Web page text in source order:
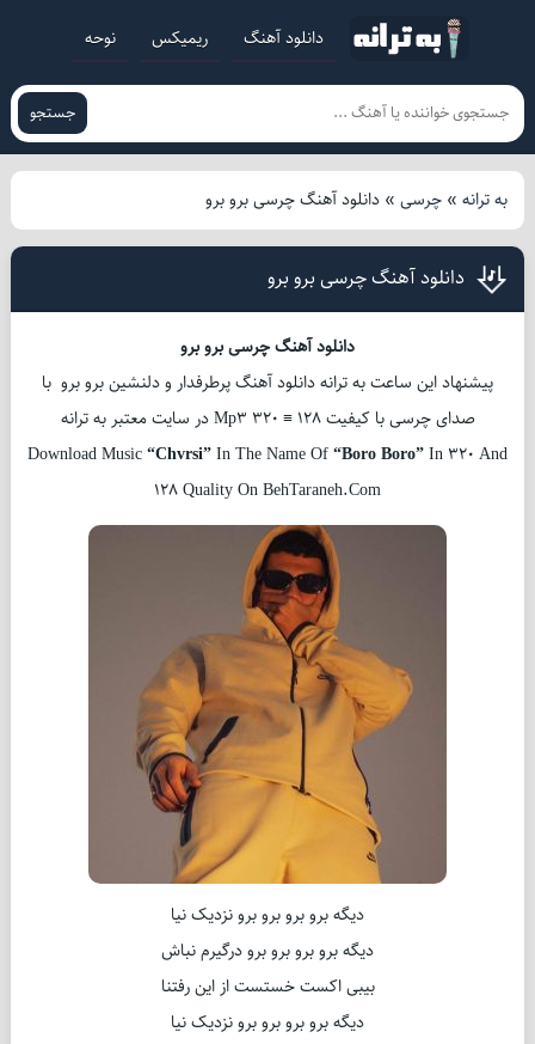
دانلود آهنگ ریمیکس نوحه
جستجو
به ترانه» چرسی» دانلود آهنگ چرسی برو برو
دانلود آهنگ چرسی برو برو
دانلود آهنگ چرسی برو برو
پیشنهاد این ساعت به ترانه دانلود آهنگ پرطرفدار و دلنشین برو برو با
صدای چرسی با کیفیت Mp3 320 ≡ 128 در سایت معتبر به ترانه
Download Music“Chvrsi”In The Name Of“Boro Boro”In 320 And
128 Quality On BehTaraneh.Com
دیگه برو برو برو برو نزدیک نیا
دیگه برو برو برو برو درگیرم نباش
بیبی اکست خستست از این رفتنا
دیگه برو برو برو برو نزدیک نیا